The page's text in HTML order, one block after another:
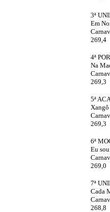
3ª
Em
269,4
4ª
Na
269,3
5ª
Xangô
269,3
6ª
Eu
269,0
7ª
Cada
268,8